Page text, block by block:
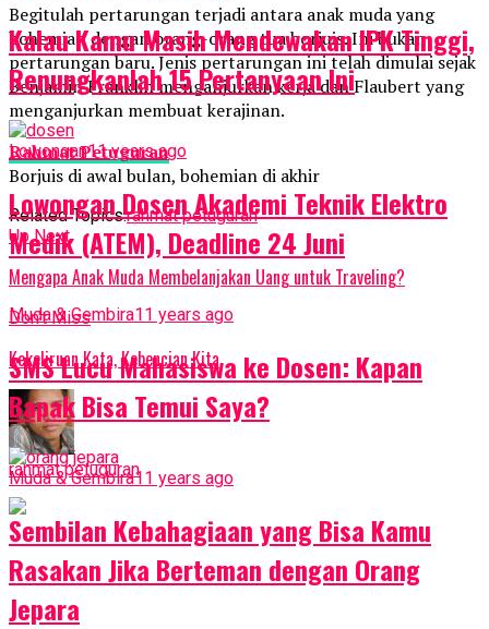
Begitulah pertarungan terjadi antara anak muda yang
bohemian dengan orang-orang tua borjuis. Ini bukan
pertarungan baru. Jenis pertarungan ini telah dimulai sejak
Benjamin Franklin menganjurkan kerja dan Flaubert yang
menganjurkan membuat kerajinan.
Rahmat Petuguran
Borjuis di awal bulan, bohemian di akhir
Related Topics:rahmat petuguran
Up Next
Mengapa Anak Muda Membelanjakan Uang untuk Traveling?
Don't Miss
Kekeliruan Kata, Kebencian Kita
rahmat petuguran
Kalau Kamu Masih Mendewakan IPK Tinggi,
Renungkanlah 15 Pertanyaan Ini
Lowongan11 years ago
Lowongan Dosen Akademi Teknik Elektro
Medik (ATEM), Deadline 24 Juni
Muda & Gembira11 years ago
SMS Lucu Mahasiswa ke Dosen: Kapan
Bapak Bisa Temui Saya?
Muda & Gembira11 years ago
Sembilan Kebahagiaan yang Bisa Kamu
Rasakan Jika Berteman dengan Orang
Jepara